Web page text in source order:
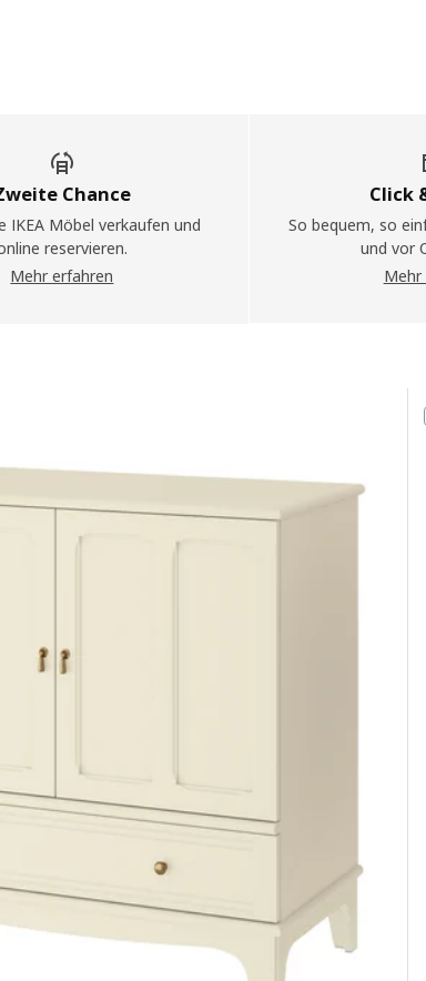
Chance
IKEA Möbel verkaufen und
reservieren.
Mehr erfahren
Click
So bequem, so
und vor
Mehr